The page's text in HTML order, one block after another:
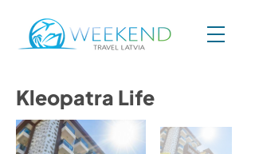
Kleopatra Life